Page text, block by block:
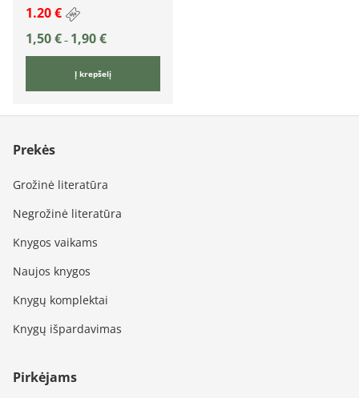
1.20 €
1,50€ – 1,90€
Į krepšelį
Prekės
Grožinė literatūra
Negrožinė literatūra
Knygos vaikams
Naujos knygos
Knygų komplektai
Knygų išpardavimas
Pirkėjams